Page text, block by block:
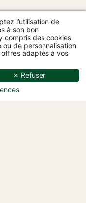
75116 Paris
l’utilisation de
à son bon
compris des cookies
de personnalisation
adaptés à vos
✗ Refuser